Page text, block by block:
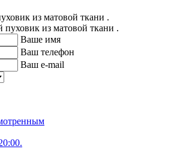
из матовой ткани .
Ваше имя
Ваш телефон
Ваш e-mail